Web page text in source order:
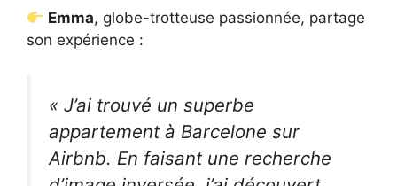
Emma, globe-trotteuse passionnée, partage
son expérience :
« J’ai trouvé un superbe
appartement à Barcelone sur
Airbnb. En faisant une recherche